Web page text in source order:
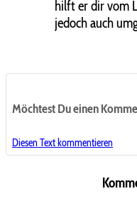
hilft er dir vom
jedoch auch
Möchtest Du einen
Diesen Text kommentieren